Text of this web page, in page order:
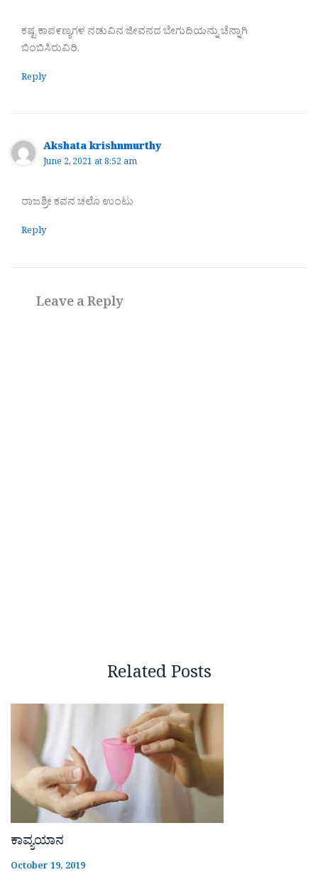
ಕಷ್ಟ ಕಾಪ೯ಣ್ಯಗಳ ನಡುವಿನ ಜೀವನದ ಬೇಗುದಿಯನ್ನು ಚೆನ್ನಾಗಿ
ಬಿಂಬಿಸಿರುವಿರಿ.
Reply
Akshata krishnmurthy
June 2, 2021 at 8:52 am
ರಾಜಶ್ರೀ ಕವನ ಚಲೊ ಉಂಟು
Reply
Leave a Reply
Related Posts
ಕಾವ್ಯಯಾನ
October 19, 2019